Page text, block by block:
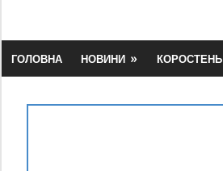
ГОЛОВНА НОВИНИ КОРОСТЕНЬ